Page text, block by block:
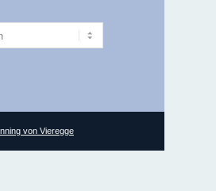
von Vieregge